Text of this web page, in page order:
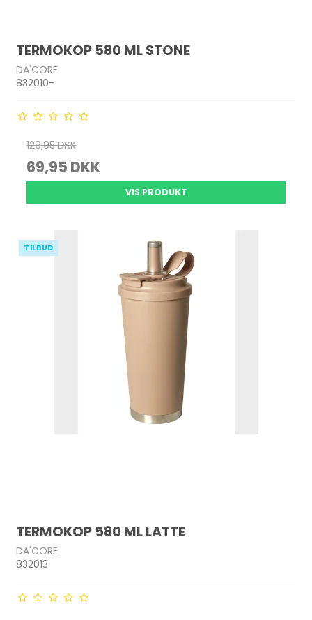
TERMOKOP 580 ML STONE
DA'CORE
832010-
129,95 DKK
69,95 DKK
VIS PRODUKT
TILBUD
TERMOKOP 580 ML LATTE
DA'CORE
832013